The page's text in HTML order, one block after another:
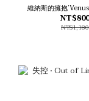
維納斯的擁抱
NT$1,180